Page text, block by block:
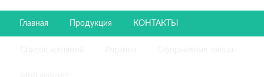
Главная Продукция КОНТАКТЫ